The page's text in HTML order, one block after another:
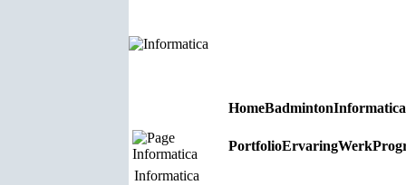
HomeBadmintonInformatica
Informatica
PortfolioErvaringWerk
Informatica